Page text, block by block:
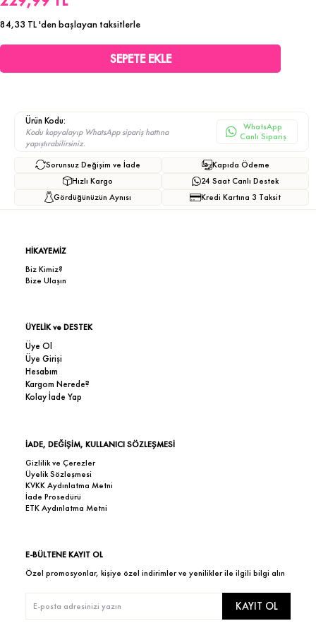
84,33 TL'den başlayan taksitlerle
Ürün Kodu:
Kodu kopyalayıp WhatsApp sipariş hattına
yapıştırabilirsiniz.
WhatsApp
Canlı Sipariş
Sorunsuz Değişim ve İade
Hızlı Kargo
Gördüğünüzün Aynısı
Kapıda Ödeme
24 Saat Canlı Destek
Kredi Kartına 3 Taksit
HİKAYEMİZ
Biz Kimiz?
Bize Ulaşın
ÜYELİK ve DESTEK
Üye Ol
Üye Girişi
Hesabım
Kargom Nerede?
Kolay İade Yap
İADE, DEĞİŞİM, KULLANICI SÖZLEŞMESİ
Gizlilik ve Çerezler
Üyelik Sözleşmesi
KVKK Aydınlatma Metni
İade Prosedürü
ETK Aydınlatma Metni
E-BÜLTENE KAYIT OL
Özel promosyonlar, kişiye özel indirimler ve yenilikler ile ilgili bilgi alın
KAYIT OL